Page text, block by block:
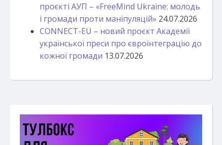
проєкті АУП – «FreeMind Ukraine: молодь
і громади проти маніпуляцій» 24.07.2026
CONNECT-EU – новий проєкт Академії
української преси про євроінтеграцію до
кожної громади 13.07.2026